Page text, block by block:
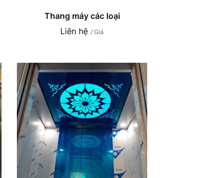
Thang máy các loại
Liên hệ / Giá